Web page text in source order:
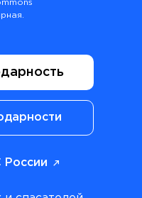
России